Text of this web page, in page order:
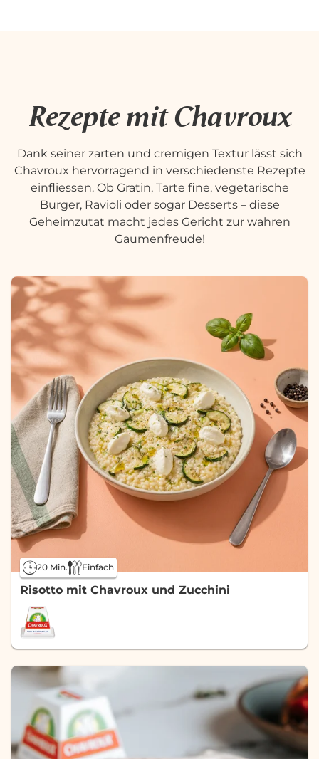
Rezepte mit Chavroux
Dank seiner zarten und cremigen Textur lässt sich
Chavroux hervorragend in verschiedenste Rezepte
einfliessen. Ob Gratin, Tarte fine, vegetarische
Burger, Ravioli oder sogar Desserts – diese
Geheimzutat macht jedes Gericht zur wahren
Gaumenfreude!
20 Min. Einfach
Risotto mit Chavroux und Zucchini